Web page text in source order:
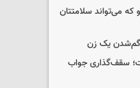
که می‌تواند سلامتتان
گم‌شدن یک زن
سقف‌گذاری جواب